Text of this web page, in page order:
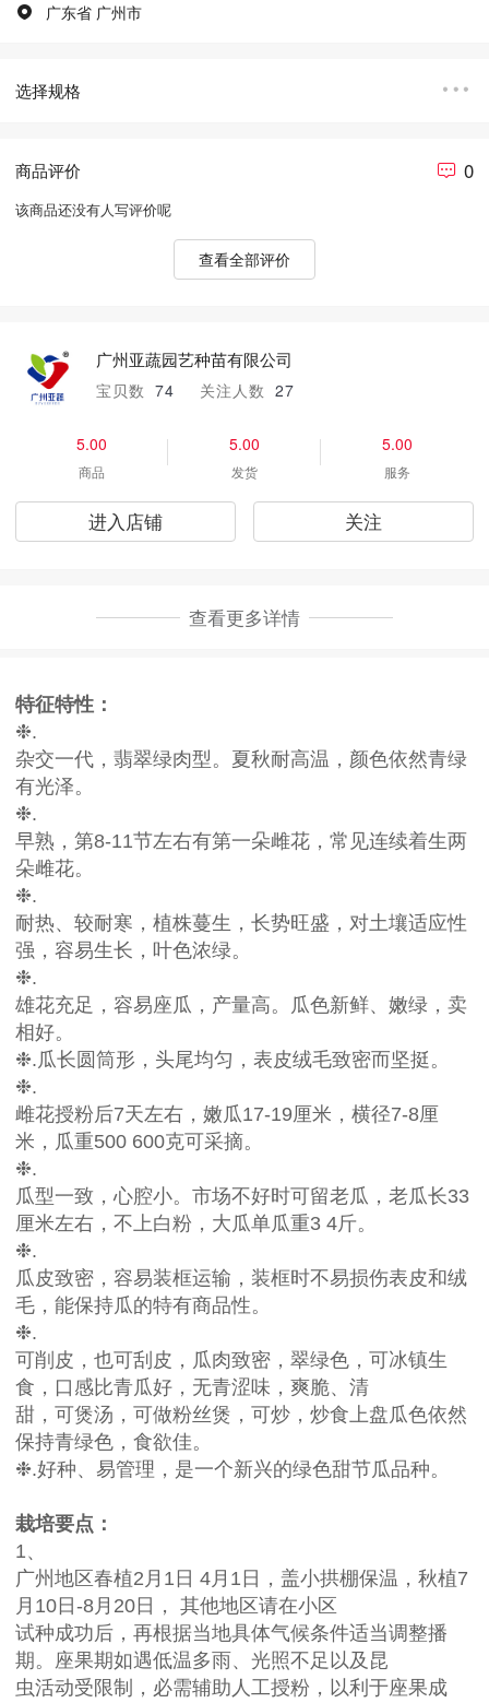
广东省 广州市
选择规格
商品评价 0
该商品还没有人写评价呢
查看全部评价
广州亚蔬园艺种苗有限公司
宝贝数 74 关注人数 27
5.00
商品
5.00
发货
5.00
服务
进入店铺 关注
查看更多详情
特征特性：
❉.
杂交一代，翡翠绿肉型。夏秋耐高温，颜色依然青绿
有光泽。
❉.
早熟，第8-11节左右有第一朵雌花，常见连续着生两
朵雌花。
❉.
耐热、较耐寒，植株蔓生，长势旺盛，对土壤适应性
强，容易生长，叶色浓绿。
❉.
雄花充足，容易座瓜，产量高。瓜色新鲜、嫩绿，卖
相好。
❉.瓜长圆筒形，头尾均匀，表皮绒毛致密而坚挺。
❉.
雌花授粉后7天左右，嫩瓜17-19厘米，横径7-8厘
米，瓜重500 600克可采摘。
❉.
瓜型一致，心腔小。市场不好时可留老瓜，老瓜长33
厘米左右，不上白粉，大瓜单瓜重3 4斤。
❉.
瓜皮致密，容易装框运输，装框时不易损伤表皮和绒
毛，能保持瓜的特有商品性。
❉.
可削皮，也可刮皮，瓜肉致密，翠绿色，可冰镇生
食，口感比青瓜好，无青涩味，爽脆、清
甜，可煲汤，可做粉丝煲，可炒，炒食上盘瓜色依然
保持青绿色，食欲佳。
❉.好种、易管理，是一个新兴的绿色甜节瓜品种。
栽培要点：
1、
广州地区春植2月1日 4月1日，盖小拱棚保温，秋植7
月10日-8月20日， 其他地区请在小区
试种成功后，再根据当地具体气候条件适当调整播
期。座果期如遇低温多雨、光照不足以及昆
虫活动受限制，必需辅助人工授粉，以利于座果成